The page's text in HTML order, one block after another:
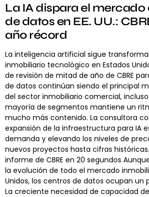
La IA dispara el mercado
de datos en EE. UU.:
año récord
La inteligencia artificial sigue
inmobiliario tecnológico en Estados
de revisión de mitad de año de CBRE
de datos continúan siendo el principal
del sector inmobiliario comercial,
mayoría de segmentos mantiene un
mucho más contenido. La consultora
expansión de la infraestructura para IA
demanda y elevando los niveles de
nuevos proyectos hasta cifras
informe de CBRE en 20 segundos
la evolución de todo el mercado
Unidos, los centros de datos ocupan un
La creciente necesidad de capacidad